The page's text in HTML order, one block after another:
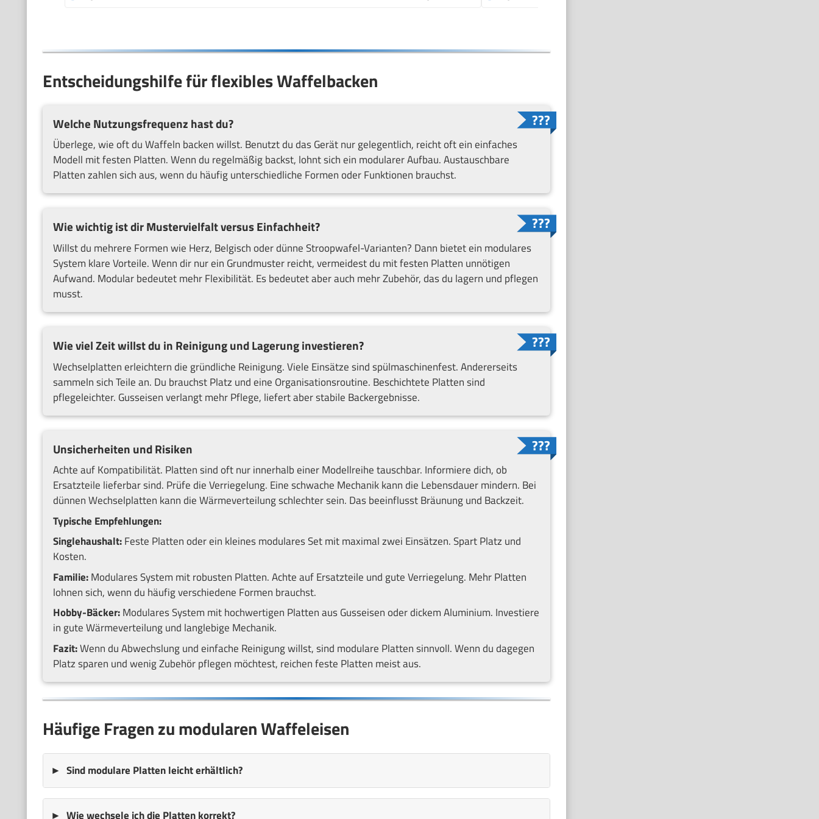
Entscheidungshilfe für flexibles Waffelbacken
Welche Nutzungsfrequenz hast du?
Überlege, wie oft du Waffeln backen willst. Benutzt du das Gerät nur gelegentlich, reicht oft ein einfaches
Modell mit festen Platten. Wenn du regelmäßig backst, lohnt sich ein modularer Aufbau. Austauschbare
Platten zahlen sich aus, wenn du häufig unterschiedliche Formen oder Funktionen brauchst.
Wie wichtig ist dir Mustervielfalt versus Einfachheit?
Willst du mehrere Formen wie Herz, Belgisch oder dünne Stroopwafel-Varianten? Dann bietet ein modulares
System klare Vorteile. Wenn dir nur ein Grundmuster reicht, vermeidest du mit festen Platten unnötigen
Aufwand. Modular bedeutet mehr Flexibilität. Es bedeutet aber auch mehr Zubehör, das du lagern und pflegen
musst.
Wie viel Zeit willst du in Reinigung und Lagerung investieren?
Wechselplatten erleichtern die gründliche Reinigung. Viele Einsätze sind spülmaschinenfest. Andererseits
sammeln sich Teile an. Du brauchst Platz und eine Organisationsroutine. Beschichtete Platten sind
pflegeleichter. Gusseisen verlangt mehr Pflege, liefert aber stabile Backergebnisse.
Unsicherheiten und Risiken
Achte auf Kompatibilität. Platten sind oft nur innerhalb einer Modellreihe tauschbar. Informiere dich, ob
Ersatzteile lieferbar sind. Prüfe die Verriegelung. Eine schwache Mechanik kann die Lebensdauer mindern. Bei
dünnen Wechselplatten kann die Wärmeverteilung schlechter sein. Das beeinflusst Bräunung und Backzeit.
Typische Empfehlungen:
Singlehaushalt:Feste Platten oder ein kleines modulares Set mit maximal zwei Einsätzen. Spart Platz und
Kosten.
Familie:Modulares System mit robusten Platten. Achte auf Ersatzteile und gute Verriegelung. Mehr Platten
lohnen sich, wenn du häufig verschiedene Formen brauchst.
Hobby-Bäcker:Modulares System mit hochwertigen Platten aus Gusseisen oder dickem Aluminium. Investiere
in gute Wärmeverteilung und langlebige Mechanik.
Fazit:Wenn du Abwechslung und einfache Reinigung willst, sind modulare Platten sinnvoll. Wenn du dagegen
Platz sparen und wenig Zubehör pflegen möchtest, reichen feste Platten meist aus.
Häufige Fragen zu modularen Waffeleisen
Sind modulare Platten leicht erhältlich?
Wie wechsele ich die Platten korrekt?